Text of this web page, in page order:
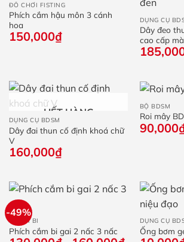
ĐỒ CHƠI FISTING
Phích cắm hậu môn 3 cánh
hoa
150,000₫
DỤNG CỤ
Dây đeo
cao cấp
HẾT HÀNG
DỤNG CỤ BDSM
Dây đai thun cố định khoá chữ
V
160,000₫
BỘ BDSM
Roi mây
90,000
-49%
CHUỖI BI
Phích cắm bi gai 2 nấc 3 nấc
DỤNG CỤ
Ống bơm